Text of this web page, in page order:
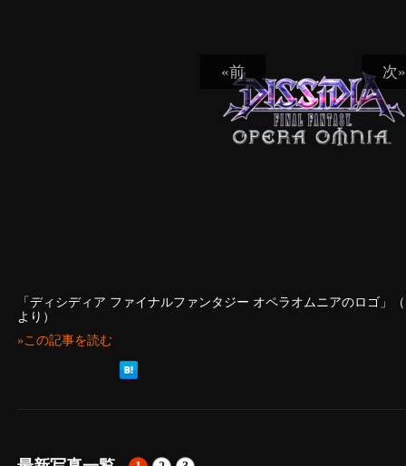
«前 次»
「ディシディア ファイナルファンタジー オペラオムニアのロゴ」
より）
»この記事を読む